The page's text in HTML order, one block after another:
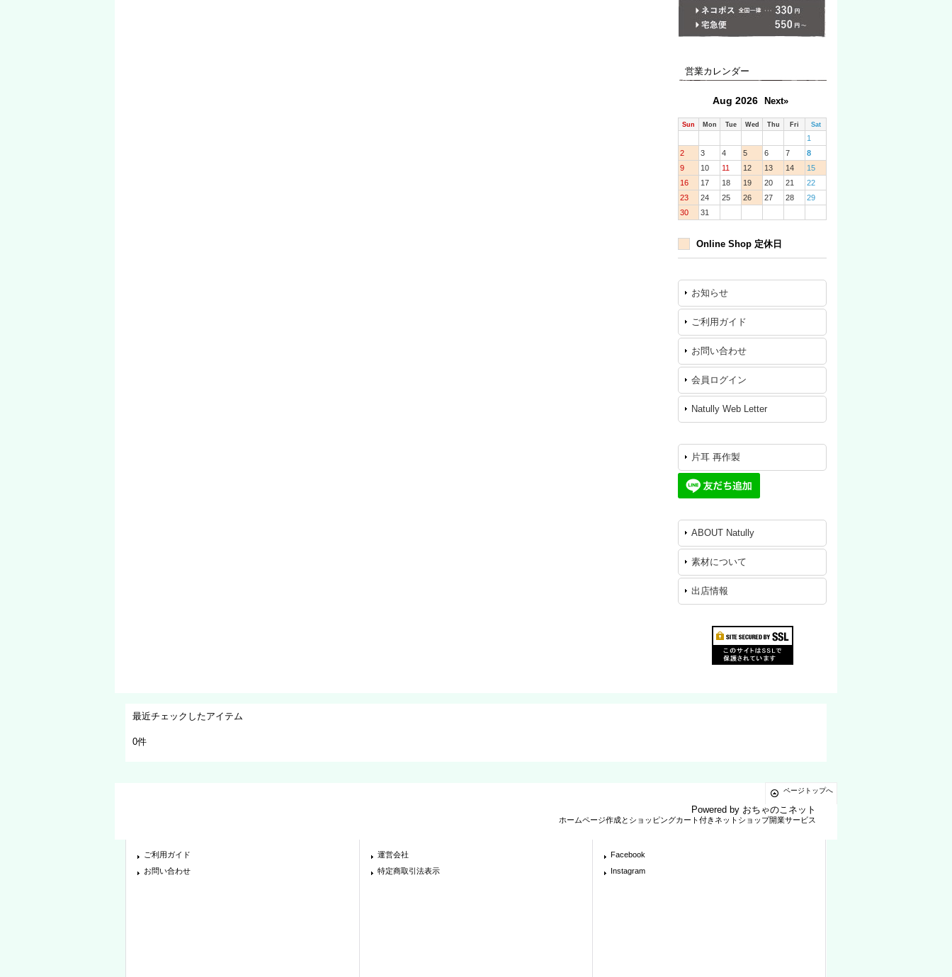
営業カレンダー
Aug 2026 Next»
Sun Mon Tue Wed Thu Fri Sat
1
2
3 4 5 6 7
8
9
10 11 12 13 14
15
16
17 18 19 20 21
22
23
24 25 26 27 28
29
30
31
Online Shop 定休日
お知らせ
ご利用ガイド
お問い合わせ
会員ログイン
Natully Web Letter
片耳 再作製
ABOUT Natully
素材について
出店情報
最近チェックしたアイテム
0件
ページトップへ
Powered by おちゃのこネット
ホームページ作成とショッピングカート付きネットショップ開業サービス
ご利用ガイド
お問い合わせ
運営会社
特定商取引法表示
Facebook
Instagram